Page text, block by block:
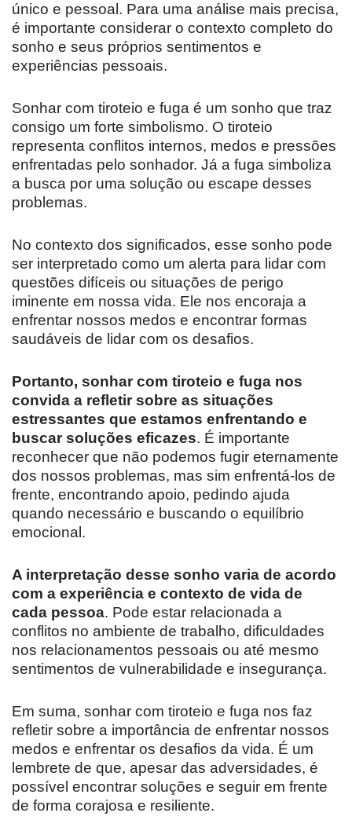
único e pessoal. Para uma análise mais precisa,
é importante considerar o contexto completo do
sonho e seus próprios sentimentos e
experiências pessoais.
Sonhar com tiroteio e fuga é um sonho que traz
consigo um forte simbolismo. O tiroteio
representa conflitos internos, medos e pressões
enfrentadas pelo sonhador. Já a fuga simboliza
a busca por uma solução ou escape desses
problemas.
No contexto dos significados, esse sonho pode
ser interpretado como um alerta para lidar com
questões difíceis ou situações de perigo
iminente em nossa vida. Ele nos encoraja a
enfrentar nossos medos e encontrar formas
saudáveis de lidar com os desafios.
Portanto, sonhar com tiroteio e fuga nos
convida a refletir sobre as situações
estressantes que estamos enfrentando e
buscar soluções eficazes. É importante
reconhecer que não podemos fugir eternamente
dos nossos problemas, mas sim enfrentá-los de
frente, encontrando apoio, pedindo ajuda
quando necessário e buscando o equilíbrio
emocional.
A interpretação desse sonho varia de acordo
com a experiência e contexto de vida de
cada pessoa. Pode estar relacionada a
conflitos no ambiente de trabalho, dificuldades
nos relacionamentos pessoais ou até mesmo
sentimentos de vulnerabilidade e insegurança.
Em suma, sonhar com tiroteio e fuga nos faz
refletir sobre a importância de enfrentar nossos
medos e enfrentar os desafios da vida. É um
lembrete de que, apesar das adversidades, é
possível encontrar soluções e seguir em frente
de forma corajosa e resiliente.